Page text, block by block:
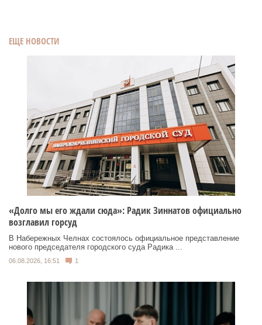
ЕЩЕ НОВОСТИ
«Долго мы его ждали сюда»: Радик Зиннатов официально
возглавил горсуд
В Набережных Челнах состоялось официальное представление
нового председателя городского суда Радика ...
06.08.2026, 16:51 1